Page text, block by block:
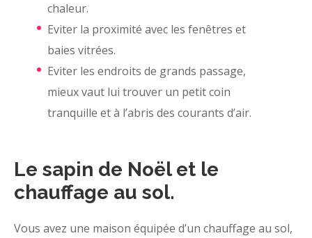
chaleur.
Eviter la proximité avec les fenêtres et
baies vitrées.
Eviter les endroits de grands passage,
mieux vaut lui trouver un petit coin
tranquille et à l’abris des courants d’air.
Le sapin de Noël et le
chauffage au sol.
Vous avez une maison équipée d’un chauffage au sol,